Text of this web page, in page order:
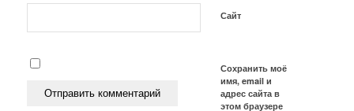
Сайт
Сохранить моё
имя, email и
адрес сайта в
этом браузере